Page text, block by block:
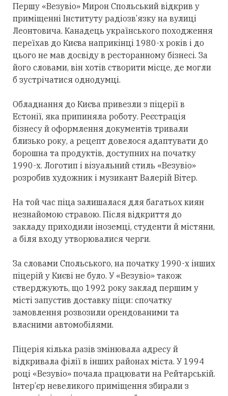
Першу «Везувіо» Мирон Спольський відкрив у
приміщенні Інституту радіозв’язку на вулиці
Леонтовича. Канадець українського походження
переїхав до Києва наприкінці 1980-х років і до
цього не мав досвіду в ресторанному бізнесі. За
його словами, він хотів створити місце, де могли
б зустрічатися однодумці.
Обладнання до Києва привезли з піцерії в
Естонії, яка припиняла роботу. Реєстрація
бізнесу й оформлення документів тривали
близько року, а рецепт довелося адаптувати до
борошна та продуктів, доступних на початку
1990-х. Логотип і візуальний стиль «Везувіо»
розробив художник і музикант Валерій Вітер.
На той час піца залишалася для багатьох киян
незнайомою стравою. Після відкриття до
закладу приходили іноземці, студенти й містяни,
а біля входу утворювалися черги.
За словами Спольського, на початку 1990-х інших
піцерій у Києві не було. У «Везувіо» також
стверджують, що 1992 року заклад першим у
місті запустив доставку піци: спочатку
замовлення розвозили орендованими та
власними автомобілями.
Піцерія кілька разів змінювала адресу й
відкривала філії в інших районах міста. У 1994
році «Везувіо» почала працювати на Рейтарській.
Інтер’єр невеликого приміщення збирали з